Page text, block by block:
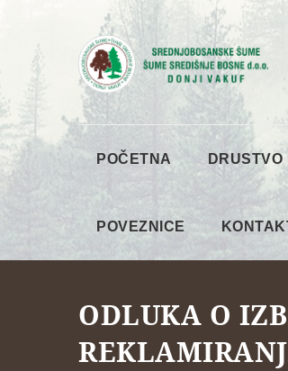
POČETNA DRUSTVO
POVEZNICE
ODLUKA O